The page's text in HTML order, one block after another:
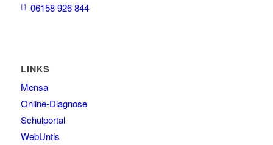
06158 926 844
LINKS
Mensa
Online-Diagnose
Schulportal
WebUntis